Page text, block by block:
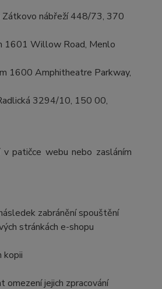
Zátkovo nábřeží 448/73, 370
1601 Willow Road, Menlo
1600 Amphitheatre Parkway,
3294/10, 150 00,
v patičce webu nebo zasláním
zabránění spouštění
stránkách e-shopu
kopii
omezení jejich zpracování